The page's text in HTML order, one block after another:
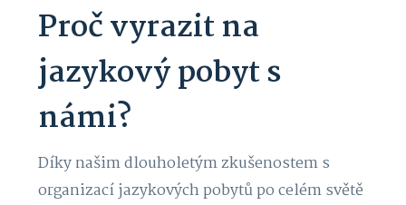
Proč vyrazit na
jazykový pobyt s
námi?
Díky našim dlouholetým zkušenostem s
organizací jazykových pobytů po celém světě